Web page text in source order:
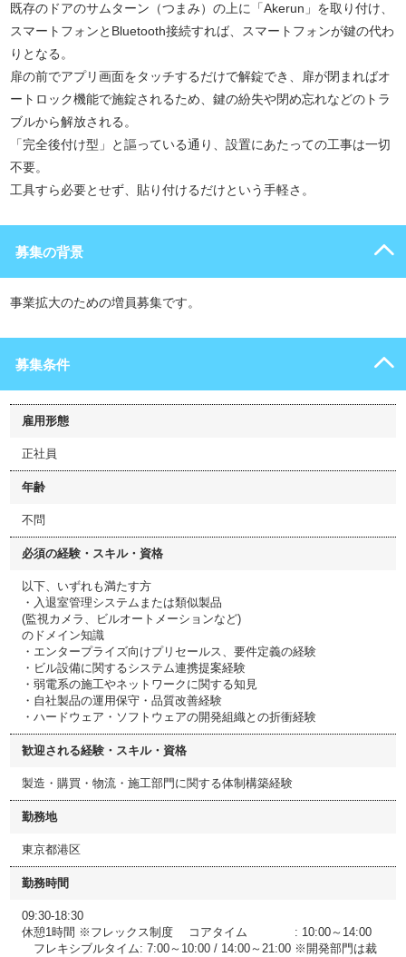
既存のドアのサムターン（つまみ）の上に「Akerun」を取り付け、
スマートフォンとBluetooth接続すれば、スマートフォンが鍵の代わ
りとなる。
扉の前でアプリ画面をタッチするだけで解錠でき、扉が閉まればオ
ートロック機能で施錠されるため、鍵の紛失や閉め忘れなどのトラ
ブルから解放される。
「完全後付け型」と謳っている通り、設置にあたっての工事は一切
不要。
工具すら必要とせず、貼り付けるだけという手軽さ。
募集の背景
事業拡大のための増員募集です。
募集条件
雇用形態
正社員
年齢
不問
必須の経験・スキル・資格
以下、いずれも満たす方
・入退室管理システムまたは類似製品
(監視カメラ、ビルオートメーションなど)
のドメイン知識
・エンタープライズ向けプリセールス、要件定義の経験
・ビル設備に関するシステム連携提案経験
・弱電系の施工やネットワークに関する知見
・自社製品の運用保守・品質改善経験
・ハードウェア・ソフトウェアの開発組織との折衝経験
歓迎される経験・スキル・資格
製造・購買・物流・施工部門に関する体制構築経験
勤務地
東京都港区
勤務時間
09:30-18:30
休憩1時間 ※フレックス制度 コアタイム : 10:00～14:00
フレキシブルタイム: 7:00～10:00 / 14:00～21:00 ※開発部門は裁